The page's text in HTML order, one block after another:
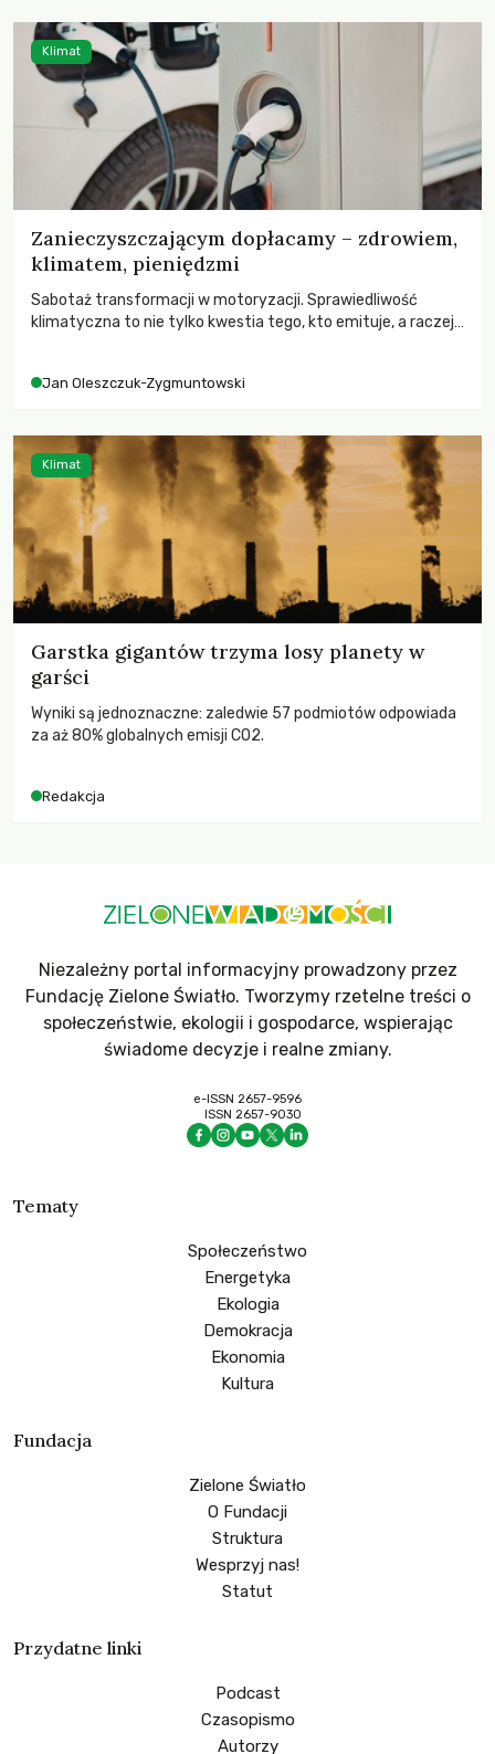
Zanieczyszczającym dopłacamy – zdrowiem,
klimatem, pieniędzmi
Sabotaż transformacji w motoryzacji. Sprawiedliwość
klimatyczna to nie tylko kwestia tego, kto emituje, a raczej
Jan Oleszczuk-Zygmuntowski
Klimat
Garstka gigantów trzyma losy planety w
garści
Wyniki są jednoznaczne: zaledwie 57 podmiotów odpowiada
za aż 80% globalnych emisji CO2.
Redakcja
Klimat
Niezależny portal informacyjny prowadzony przez
Fundację Zielone Światło. Tworzymy rzetelne treści o
społeczeństwie, ekologii i gospodarce, wspierając
świadome decyzje i realne zmiany.
e-ISSN 2657-9596
ISSN 2657-9030
Tematy
Społeczeństwo
Energetyka
Ekologia
Demokracja
Ekonomia
Kultura
Fundacja
Zielone Światło
O Fundacji
Struktura
Wesprzyj nas!
Statut
Przydatne linki
Podcast
Czasopismo
Autorzy